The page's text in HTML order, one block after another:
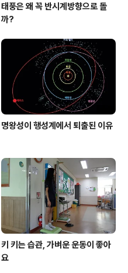
태풍은 왜 꼭 반시계방향으로 돌
까?
명왕성이 행성계에서 퇴출된 이유
키 키는 습관, 가벼운 운동이 좋아
요